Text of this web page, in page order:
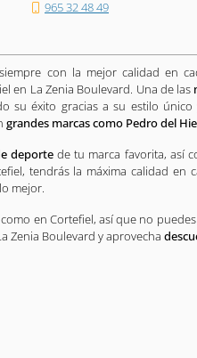
965 32 48 49
con la mejor calidad en
en La Zenia Boulevard. Una de las
su éxito gracias a su estilo
grandes marcas como Pedro del
deportede tu marca favorita, así
tendrás la máxima calidad en
mejor.
en Cortefiel, así que no
Zenia Boulevard y aprovecha